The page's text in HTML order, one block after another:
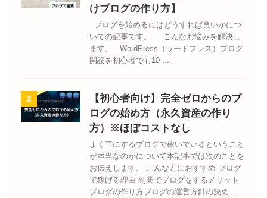
けブログの作り方】
ブログを始めるにはどうすれば良いかにつ
いての記事です。 こんなお悩みを解決し
ます。 WordPress（ワードプレス）ブログ
開設を初心者でも10 ...
2
【初心者向け】完全ゼロからのブ
ログの始め方（永久資産の作り
方）※ほぼコストなし
よく耳にするブログで稼いでいるということ
が本当なのかについて本記事では次のことを
お伝えします。 こんな方におすすめ ブログ
で稼げる理由 副業でブログをするメリット
ブログの作り方ブログの運営方針の決め ...